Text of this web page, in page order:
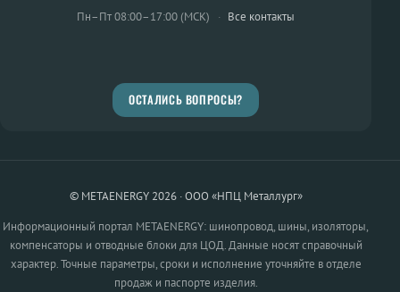
Пн–Пт 08:00–17:00 (МСК) · Все контакты
ОСТАЛИСЬ ВОПРОСЫ?
© METAENERGY 2026 · ООО «НПЦ Металлург»
Информационный портал METAENERGY: шинопровод, шины, изоляторы,
компенсаторы и отводные блоки для ЦОД. Данные носят справочный
характер. Точные параметры, сроки и исполнение уточняйте в отделе
продаж и паспорте изделия.